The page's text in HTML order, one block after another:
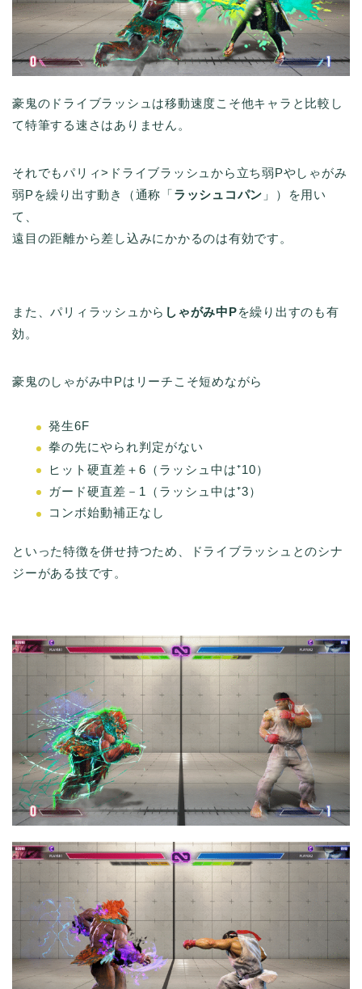
豪鬼のドライブラッシュは移動速度こそ他キャラと比較し
て特筆する速さはありません。
それでもパリィ>ドライブラッシュから立ち弱Pやしゃがみ
弱Pを繰り出す動き（通称「ラッシュコパン 」）を用い
て、
遠目の距離から差し込みにかかるのは有効です。
また、パリィラッシュから しゃがみ中Pを繰り出すのも有
効。
豪鬼のしゃがみ中Pはリーチこそ短めながら
発生6F
拳の先にやられ判定がない
ヒット硬直差＋6（ラッシュ中は⁺10）
ガード硬直差－1（ラッシュ中は⁺3）
コンボ始動補正なし
といった特徴を併せ持つため、ドライブラッシュとのシナ
ジーがある技です。